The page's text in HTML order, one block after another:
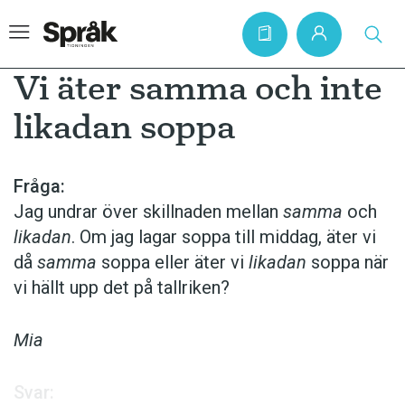
Artiklar
Krönikor
Språkfrågor
Skrivtips
Kviss
Vi äter samma och inte
likadan soppa
Fråga:
Jag undrar över skillnaden mellan samma och
likadan. Om jag lagar soppa till middag, äter vi
då samma soppa eller äter vi likadan soppa när
vi hällt upp det på tallriken?
Mia